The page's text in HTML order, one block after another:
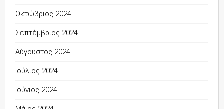
Οκτώβριος 2024
Σεπτέμβριος 2024
Αύγουστος 2024
Ιούλιος 2024
Ιούνιος 2024